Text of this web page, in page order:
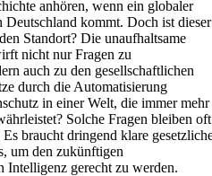
anhören, wenn ein globaler
kommt. Doch ist dieser
Standort? Die unaufhaltsame
nicht nur Fragen zu
auch zu den gesellschaftlichen
durch die Automatisierung
in einer Welt, die immer mehr
Solche Fragen bleiben oft
braucht dringend klare
um den zukünftigen
Intelligenz gerecht zu werden.